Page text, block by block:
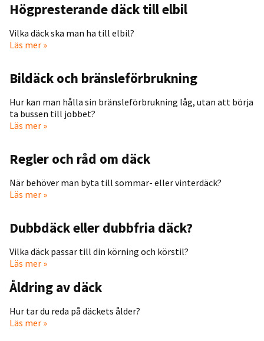
Högpresterande däck till elbil
Vilka däck ska man ha till elbil?
Läs mer »
Bildäck och bränsleförbrukning
Hur kan man hålla sin bränsleförbrukning låg, utan att börja
ta bussen till jobbet?
Läs mer »
Regler och råd om däck
När behöver man byta till sommar- eller vinterdäck?
Läs mer »
Dubbdäck eller dubbfria däck?
Vilka däck passar till din körning och körstil?
Läs mer »
Åldring av däck
Hur tar du reda på däckets ålder?
Läs mer »